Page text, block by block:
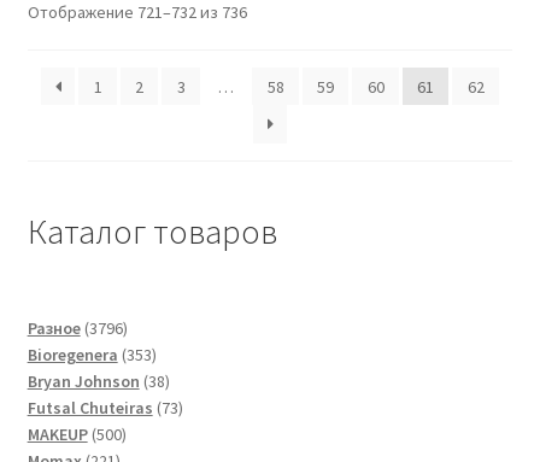
Отображение 721–732 из 736
1 2 3 … 58 59 60 61 62
Каталог товаров
Разное 37963796
товаров
Bioregenera 353353
товара
Bryan Johnson 3838
товаров
Futsal Сhuteiras 7373
MAKEUP 500500